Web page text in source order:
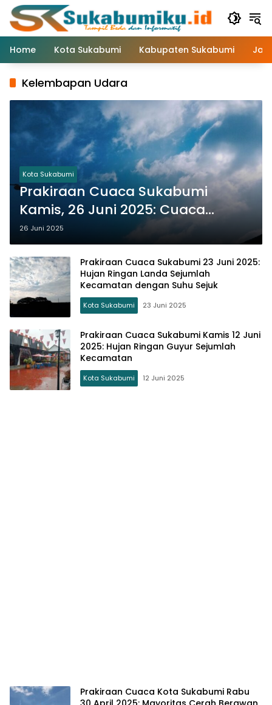
Langsung
konten
Home
Kota Sukabumi Kabupaten Sukabumi
Kelembapan Udara
Kota Sukabumi
Prakiraan Cuaca Sukabumi
Kamis, 26 Juni 2025: Cuaca
Berawan Menyelimuti Sejumlah
Kecamatan
26 Juni 2025
Prakiraan Cuaca Sukabumi 23 Juni 2025:
Hujan Ringan Landa Sejumlah
Kecamatan dengan Suhu Sejuk
Kota Sukabumi 23 Juni 2025
Prakiraan Cuaca Sukabumi Kamis 12 Juni
2025: Hujan Ringan Guyur Sejumlah
Kecamatan
Kota Sukabumi 12 Juni 2025
Prakiraan Cuaca Kota Sukabumi Rabu